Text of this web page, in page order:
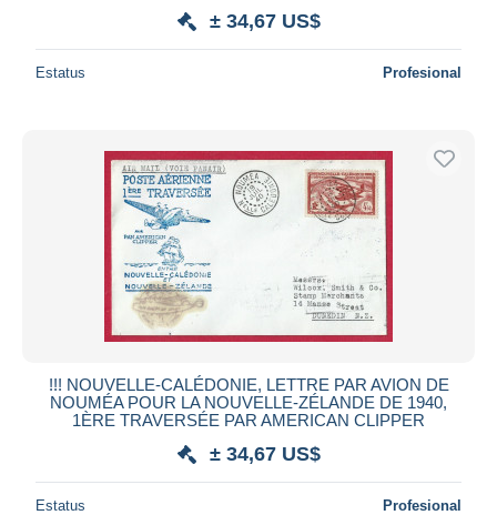
± 34,67 US$
Estatus Profesional
!!! NOUVELLE-CALÉDONIE, LETTRE PAR AVION DE
NOUMÉA POUR LA NOUVELLE-ZÉLANDE DE 1940,
1ÈRE TRAVERSÉE PAR AMERICAN CLIPPER
± 34,67 US$
Estatus Profesional